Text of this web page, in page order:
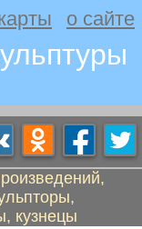
о сайте
кузнецы